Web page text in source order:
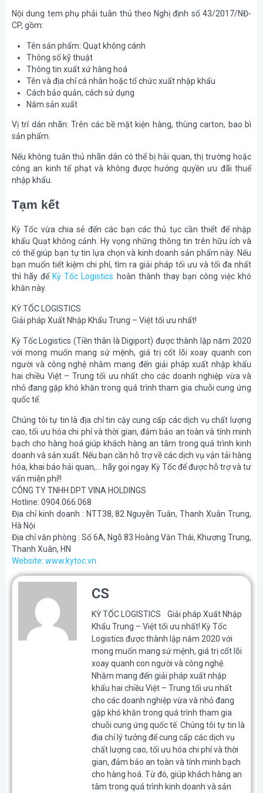
Nội dung tem phụ phải tuân thủ theo Nghị định số 43/2017/NĐ-
CP, gồm:
Tên sản phẩm: Quạt không cánh
Thông số kỹ thuật
Thông tin xuất xứ hàng hoá
Tên và địa chỉ cá nhân hoặc tổ chức xuất nhập khẩu
Cách bảo quản, cách sử dụng
Năm sản xuất
Vị trí dán nhãn: Trên các bề mặt kiện hàng, thùng carton, bao bì
sản phẩm.
Nếu không tuân thủ nhãn dán có thể bị hải quan, thị trường hoặc
công an kinh tế phạt và không được hưởng quyền ưu đãi thuế
nhập khẩu.
Tạm kết
Kỳ Tốc vừa chia sẻ đến các bạn các thủ tục cần thiết để nhập
khẩu Quạt không cảnh. Hy vọng những thông tin trên hữu ích và
có thể giúp bạn tự tin lựa chọn và kinh doanh sản phẩm này. Nếu
bạn muốn tiết kiệm chi phí, tìm ra giải pháp tối ưu và tối đa nhất
thì hãy đểKỳ Tốc Logistics hoàn thành thay bạn công việc khó
khăn này.
KỲ TỐC LOGISTICS
Giải pháp Xuất Nhập Khẩu Trung – Việt tối ưu nhất!
Kỳ Tốc Logistics (Tiền thân là Digiport) được thành lập năm 2020
với mong muốn mang sứ mệnh, giá trị cốt lõi xoay quanh con
người và công nghệ nhằm mang đến giải pháp xuất nhập khẩu
hai chiều Việt – Trung tối ưu nhất cho các doanh nghiệp vừa và
nhỏ đang gặp khó khăn trong quá trình tham gia chuỗi cung ứng
quốc tế.
Chúng tôi tự tin là địa chỉ tin cậy cung cấp các dịch vụ chất lượng
cao, tối ưu hóa chi phí và thời gian, đảm bảo an toàn và tính minh
bạch cho hàng hoá giúp khách hàng an tâm trong quá trình kinh
doanh và sản xuất. Nếu bạn cần hỗ trợ về các dịch vụ vận tải hàng
hóa, khai báo hải quan,… hãy gọi ngay Kỳ Tốc để được hỗ trợ và tư
vấn miễn phí!!
CÔNG TY TNHH DPT VINA HOLDINGS
Hotline: 0904.066.068
Địa chỉ kinh doanh : NTT38, 82 Nguyễn Tuân, Thanh Xuân Trung,
Hà Nội
Địa chỉ văn phòng : Số 6A, Ngõ 83 Hoàng Văn Thái, Khương Trung,
Thanh Xuân, HN
Website: www.kytoc.vn
CS
KỲ TỐC LOGISTICS Giải pháp Xuất Nhập
Khẩu Trung – Việt tối ưu nhất! Kỳ Tốc
Logistics được thành lập năm 2020 với
mong muốn mang sứ mệnh, giá trị cốt lõi
xoay quanh con người và công nghệ.
Nhằm mang đến giải pháp xuất nhập
khẩu hai chiều Việt – Trung tối ưu nhất
cho các doanh nghiệp vừa và nhỏ đang
gặp khó khăn trong quá trình tham gia
chuỗi cung ứng quốc tế. Chúng tôi tự tin là
địa chỉ lý tưởng để cung cấp các dịch vụ
chất lượng cao, tối ưu hóa chi phí và thời
gian, đảm bảo an toàn và tính minh bạch
cho hàng hoá. Từ đó, giúp khách hàng an
tâm trong quá trình kinh doanh và sản